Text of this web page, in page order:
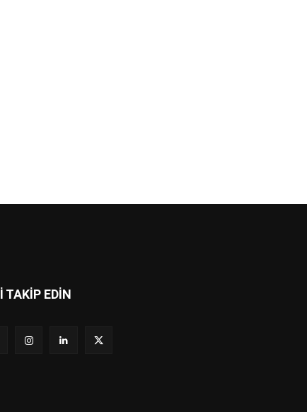
TAKİP EDİN